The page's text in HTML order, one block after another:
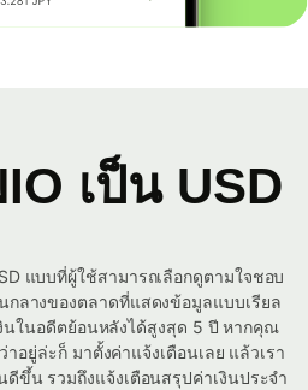
เป็น USD
แบบที่ผู้ใช้สามารถเลือกดูตามใจชอบ
กลางของตลาดที่แสดงข้อมูลแบบเรียล
ในอดีตย้อนหลังได้สูงสุด 5 ปี หากคุณ
อยู่ล่ะก็ มาตั้งค่าแจ้งเตือนเลย แล้วเรา
ขึ้น รวมถึงแจ้งเตือนสรุปค่าเงินประจำ